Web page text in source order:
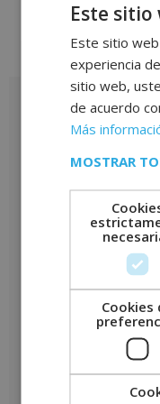
Valoraciones (0)
Valoraciones
No hay valoraciones aún.
Sé el primero en
CON ESTANCIAS
*
Este
Este sitio
experiencia
sitio web,
de acuerdo
Más
MOSTRAR
Cookies